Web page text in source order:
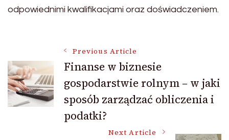
odpowiednimi kwalifikacjami oraz doświadczeniem.
Post
Navigation
Previous Article
Finanse w biznesie
gospodarstwie rolnym – w jaki
sposób zarządzać obliczenia i
podatki?
Next Article